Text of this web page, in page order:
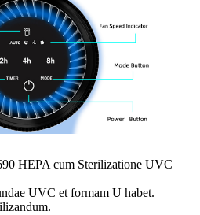
HEPA cum Sterilizatione UVC
UVC et formam U habet.